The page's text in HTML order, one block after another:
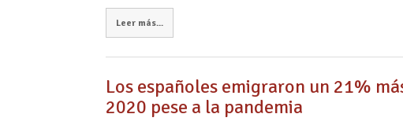
Leer más...
Los españoles emigraron un 21%
2020 pese a la pandemia